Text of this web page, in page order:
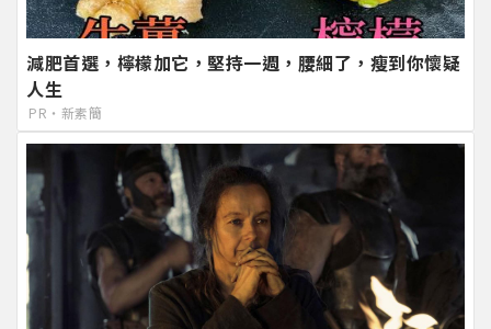
減肥首選，檸檬加它，堅持一週，腰細了，瘦到你懷疑
人生
PR・新素簡